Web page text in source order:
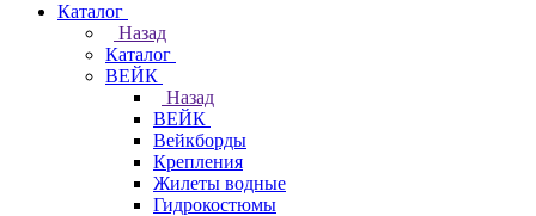
Каталог
Назад
Каталог
ВЕЙК
Назад
ВЕЙК
Вейкборды
Крепления
Жилеты водные
Гидрокостюмы